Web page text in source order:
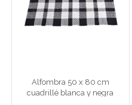
Alfombra 50 x 80 cm
cuadrillé blanca y negra
Cod. A0695
Alfombra 50 x 80 cm
cuadrillé blanca y negra